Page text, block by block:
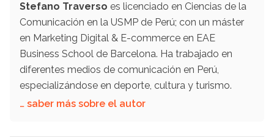
Stefano Traverso es licenciado en Ciencias de la
Comunicación en la USMP de Perú; con un máster
en Marketing Digital & E-commerce en EAE
Business School de Barcelona. Ha trabajado en
diferentes medios de comunicación en Perú,
especializándose en deporte, cultura y turismo.
… saber más sobre el autor